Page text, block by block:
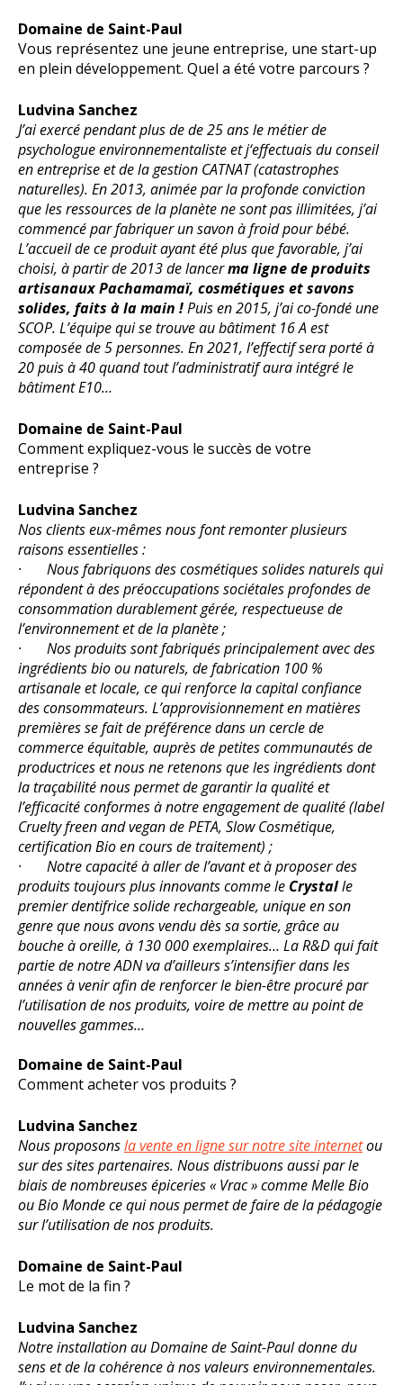
Domaine de Saint-Paul
Vous représentez une jeune entreprise, une start-up
en plein développement. Quel a été votre parcours ?
Ludvina Sanchez
J’ai exercé pendant plus de de 25 ans le métier de
psychologue environnementaliste et j‘effectuais du conseil
en entreprise et de la gestion CATNAT (catastrophes
naturelles). En 2013, animée par la profonde conviction
que les ressources de la planète ne sont pas illimitées, j’ai
commencé par fabriquer un savon à froid pour bébé.
L’accueil de ce produit ayant été plus que favorable, j’ai
choisi, à partir de 2013 de lancerma ligne de produits
artisanaux Pachamamaï, cosmétiques et savons
solides, faits à la main !Puis en 2015, j’ai co-fondé une
SCOP. L’équipe qui se trouve au bâtiment 16 A est
composée de 5 personnes. En 2021, l’effectif sera porté à
20 puis à 40 quand tout l’administratif aura intégré le
bâtiment E10…
Domaine de Saint-Paul
Comment expliquez-vous le succès de votre
entreprise ?
Ludvina Sanchez
Nos clients eux-mêmes nous font remonter plusieurs
raisons essentielles :
· Nous fabriquons des cosmétiques solides naturels qui
répondent à des préoccupations sociétales profondes de
consommation durablement gérée, respectueuse de
l’environnement et de la planète ;
· Nos produits sont fabriqués principalement avec des
ingrédients bio ou naturels, de fabrication 100 %
artisanale et locale, ce qui renforce la capital confiance
des consommateurs. L’approvisionnement en matières
premières se fait de préférence dans un cercle de
commerce équitable, auprès de petites communautés de
productrices et nous ne retenons que les ingrédients dont
la traçabilité nous permet de garantir la qualité et
l’efficacité conformes à notre engagement de qualité (label
Cruelty freen and vegan de PETA, Slow Cosmétique,
certification Bio en cours de traitement) ;
· Notre capacité à aller de l’avant et à proposer des
produits toujours plus innovants comme le Crystalle
premier dentifrice solide rechargeable, unique en son
genre que nous avons vendu dès sa sortie, grâce au
bouche à oreille, à 130 000 exemplaires… La R&D qui fait
partie de notre ADN va d’ailleurs s’intensifier dans les
années à venir afin de renforcer le bien-être procuré par
l’utilisation de nos produits, voire de mettre au point de
nouvelles gammes…
Domaine de Saint-Paul
Comment acheter vos produits ?
Ludvina Sanchez
Nous proposonsla vente en ligne sur notre site internetou
sur des sites partenaires. Nous distribuons aussi par le
biais de nombreuses épiceries « Vrac » comme Melle Bio
ou Bio Monde ce qui nous permet de faire de la pédagogie
sur l’utilisation de nos produits.
Domaine de Saint-Paul
Le mot de la fin ?
Ludvina Sanchez
Notre installation au Domaine de Saint-Paul donne du
sens et de la cohérence à nos valeurs environnementales.